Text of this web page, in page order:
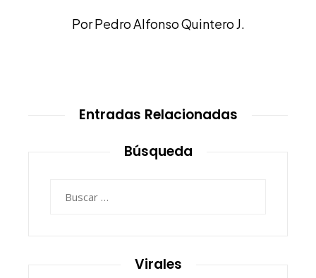
Por Pedro Alfonso Quintero J.
Entradas Relacionadas
Búsqueda
Virales